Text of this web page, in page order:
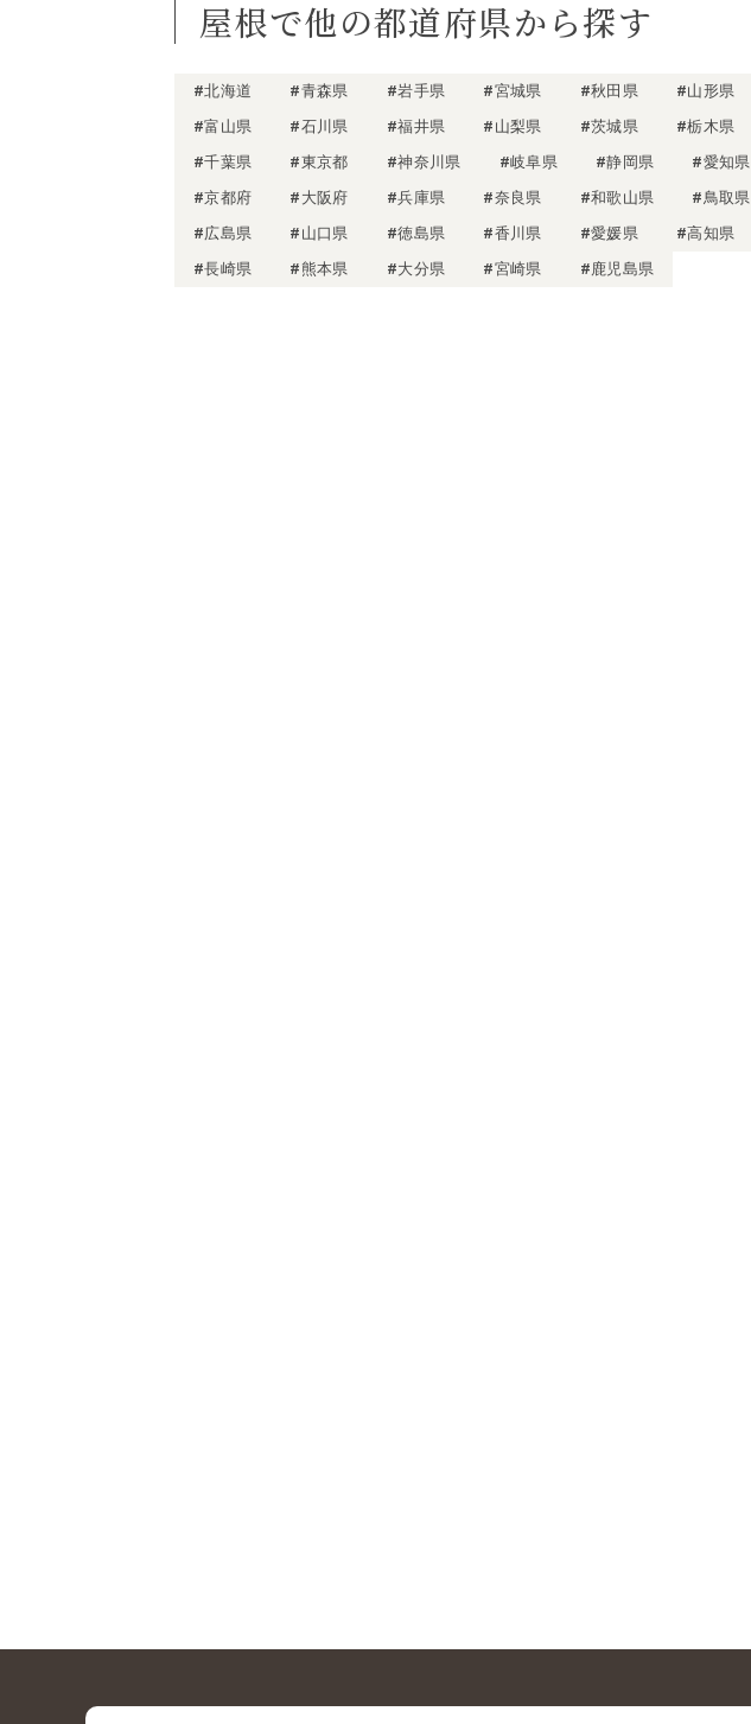
屋根で他の都道府県から探す
#北海道 #青森県 #岩手県 #宮城県 #秋田県 #山形県
#富山県
#石川県 #福井県 #山梨県 #茨城県 #栃木県
#千葉県
#東京都 #神奈川県 #岐阜県 #静岡県 #愛知県
#京都府
#大阪府 #兵庫県 #奈良県 #和歌山県 #鳥取県
#広島県
#山口県 #徳島県 #香川県 #愛媛県 #高知県
#長崎県
#熊本県 #大分県 #宮崎県 #鹿児島県